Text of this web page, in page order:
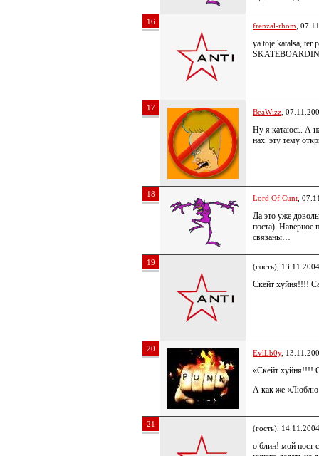
16 frenzal-rhom ,
ya toje katalsa, ter
17 BeaWizz ,
Ну я катаюсь. А
нах. эту тему
18 Lord Of Cunt ,
Да это уже
поста). Наверное
связаны…
19 (гость),
Скейт хуйня!!!!
20 EvlLb0y,
«Скейт хуйня!!!!
А как же «Люблю
21 (гость),
о блин! мой пост